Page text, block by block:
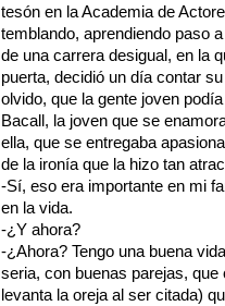
tesón en la Academia de
temblando, aprendiendo paso
de una carrera desigual, en la
puerta, decidió un día contar
olvido, que la gente joven
Bacall, la joven que se
ella, que se entregaba
de la ironía que la hizo tan
-Sí, eso era importante en mi
en la vida.
-¿Y ahora?
-¿Ahora? Tengo una buena
seria, con buenas parejas,
levanta la oreja al ser citada)